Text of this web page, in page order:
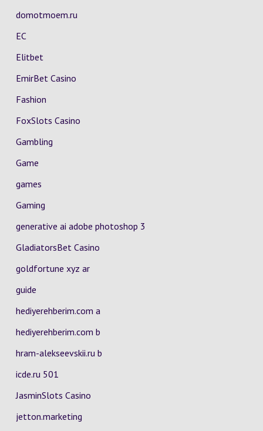
domotmoem.ru
EC
Elitbet
EmirBet Casino
Fashion
FoxSlots Casino
Gambling
Game
games
Gaming
generative ai adobe photoshop 3
GladiatorsBet Casino
goldfortune xyz ar
guide
hediyerehberim.com a
hediyerehberim.com b
hram-alekseevskii.ru b
icde.ru 501
JasminSlots Casino
jetton.marketing